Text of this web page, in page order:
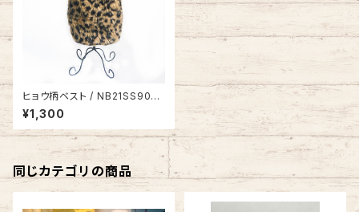
ヒョウ柄ベスト / NB21SS9062
316
¥1,300
同じカテゴリの商品